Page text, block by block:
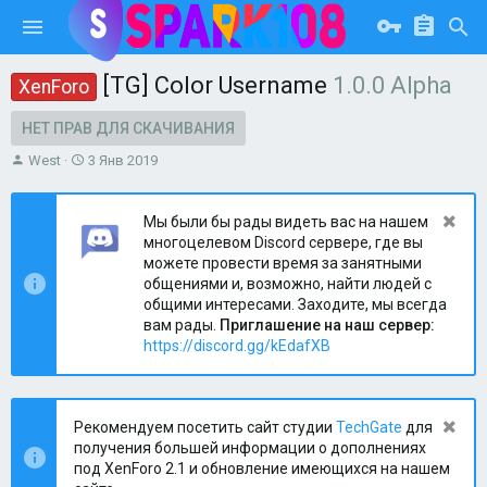
XenForo [TG] Color Username 1.0.0 Alpha
НЕТ ПРАВ ДЛЯ СКАЧИВАНИЯ
А
т
е
м
West
Д
т
н
а
3 Янв 2019
Мы были бы рады видеть вас на нашем
многоцелевом Discord сервере, где вы
можете провести время за занятными
общениями и, возможно, найти людей с
общими интересами. Заходите, мы всегда
вам рады. Приглашение на наш сервер:
https://discord.gg/kEdafXB
Рекомендуем посетить сайт студии TechGate для
получения большей информации о дополнениях
под XenForo 2.1 и обновление имеющихся на нашем